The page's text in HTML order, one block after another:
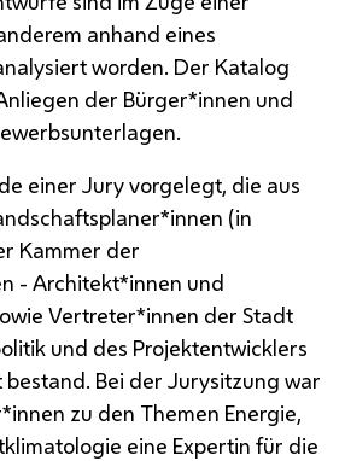
anhand eines
worden. Der Katalog
der Bürger*innen und
einer Jury vorgelegt, die aus
(in
Kammer der
- Architekt*innen und
Vertreter*innen der Stadt
und des Projektentwicklers
bestand. Bei der Jurysitzung war
zu den Themen Energie,
eine Expertin für die